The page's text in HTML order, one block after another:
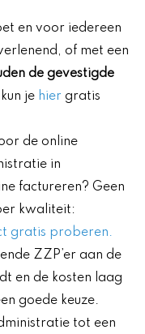
en voor iedereen
of met een
de gevestigde
je hier gratis
de online
in
factureren? Geen
kwaliteit:
gratis proberen.
ZZP’er aan de
en de kosten laag
goede keuze.
tot een